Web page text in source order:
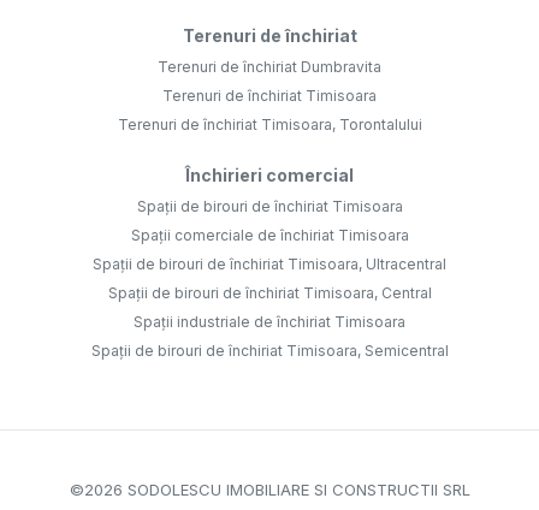
Terenuri de închiriat
Terenuri de închiriat Dumbravita
Terenuri de închiriat Timisoara
Terenuri de închiriat Timisoara, Torontalului
Închirieri comercial
Spații de birouri de închiriat Timisoara
Spații comerciale de închiriat Timisoara
Spații de birouri de închiriat Timisoara, Ultracentral
Spații de birouri de închiriat Timisoara, Central
Spații industriale de închiriat Timisoara
Spații de birouri de închiriat Timisoara, Semicentral
©2026 SODOLESCU IMOBILIARE SI CONSTRUCTII SRL